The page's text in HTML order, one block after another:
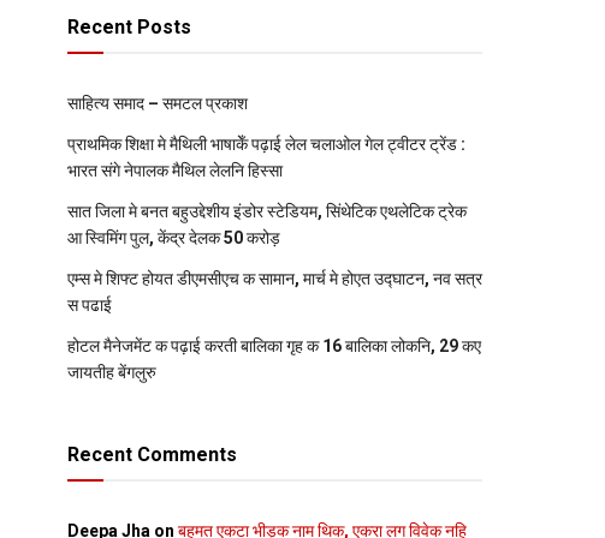
Recent Posts
साहित्य समाद – समटल प्रकाश
प्राथमिक शि‍क्षा मे मैथि‍ली भाषाकेँ पढ़ाई लेल चलाओल गेल ट्वीटर ट्रेंड :
भारत संगे नेपालक मैथिल लेलनि हिस्सा
सात जिला मे बनत बहुउद्देशीय इंडोर स्‍टेडि‍यम, सिंथेटिक एथलेटिक ट्रेक
आ स्विमिंग पुल, केंद्र देलक 50 करोड़
एम्स मे शिफ्ट होयत डीएमसीएच क सामान, मार्च मे होएत उद्घाटन, नव सत्र
स पढाई
होटल मैनेजमेंट क पढ़ाई करती बालिका गृह क 16 बालिका लोकनि, 29 कए
जायतीह बेंगलुरु
Recent Comments
Deepa Jha on बहुमत एकटा भीड़क नाम थिक, एकरा लग विवेक नहि